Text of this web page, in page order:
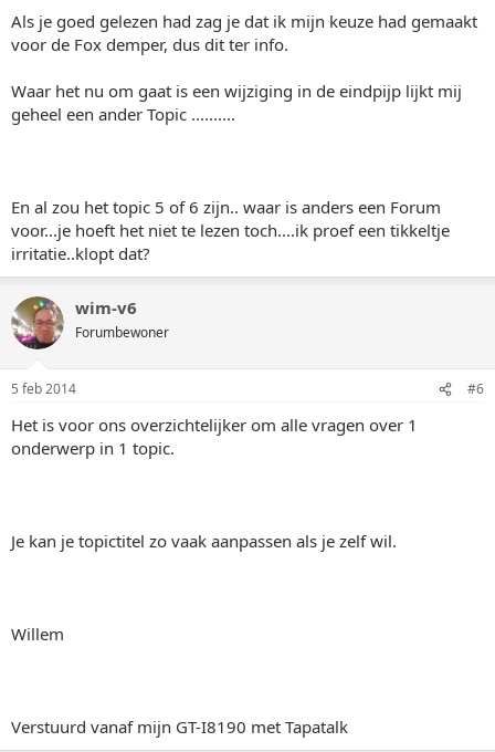
Als je goed gelezen had zag je dat ik mijn keuze had gemaakt
voor de Fox demper, dus dit ter info.
Waar het nu om gaat is een wijziging in de eindpijp lijkt mij
geheel een ander Topic ..........
En al zou het topic 5 of 6 zijn.. waar is anders een Forum
voor...je hoeft het niet te lezen toch....ik proef een tikkeltje
irritatie..klopt dat?
wim-v6
Forumbewoner
5 feb 2014 #6
Het is voor ons overzichtelijker om alle vragen over 1
onderwerp in 1 topic.
Je kan je topictitel zo vaak aanpassen als je zelf wil.
Willem
Verstuurd vanaf mijn GT-I8190 met Tapatalk